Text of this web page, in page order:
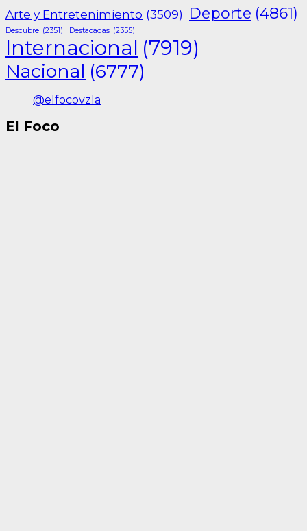
Arte y Entretenimiento (3509) Deporte (4861)
Descubre (2351) Destacadas (2355)
Internacional (7919)
Nacional (6777)
@elfocovzla
El Foco